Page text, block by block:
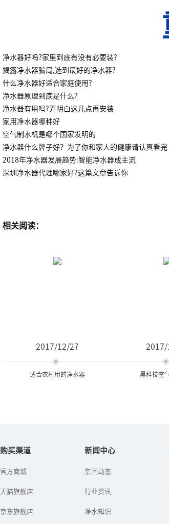
净水器好吗?家里到底有没有必要装?
揭露净水器骗局,选到最好的净水器?
什么净水器好适合家庭使用?
净水器原理到底是什么?
净水器有用吗?弄明白这几点再安装
家用净水器哪种好
空气制水机是哪个国家发明的
净水器什么牌子好？为了你和家人的健康请认真看完
2018年净水器发展趋势:智能净水器成主流
深圳净水器代理哪家好?这篇文章告诉你
相关阅读：
2017/12/27
适合农村用的净水器
吗？什么样的净水器适合
黑科技空
技”从以往的
品“扑面而
就深深的打
购买渠道
官方商城
天猫旗舰店
京东旗舰店
新闻中心
集团动态
行业资讯
净水知识